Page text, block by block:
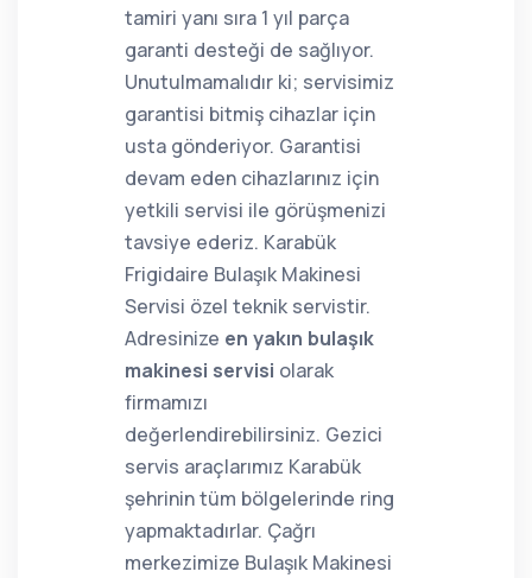
tamiri yanı sıra 1 yıl parça
garanti desteği de sağlıyor.
Unutulmamalıdır ki; servisimiz
garantisi bitmiş cihazlar için
usta gönderiyor. Garantisi
devam eden cihazlarınız için
yetkili servisi ile görüşmenizi
tavsiye ederiz. Karabük
Frigidaire Bulaşık Makinesi
Servisi özel teknik servistir.
Adresinize en yakın bulaşık
makinesi servisi olarak
firmamızı
değerlendirebilirsiniz. Gezici
servis araçlarımız Karabük
şehrinin tüm bölgelerinde ring
yapmaktadırlar. Çağrı
merkezimize Bulaşık Makinesi